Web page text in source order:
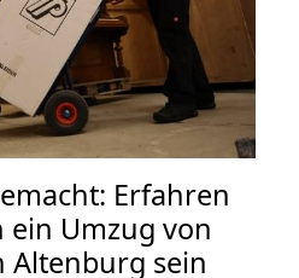
Erfahren
ein Umzug von
Altenburg sein